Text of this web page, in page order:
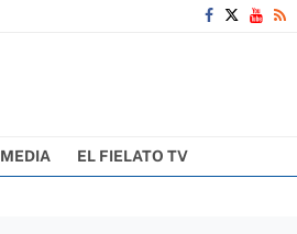
MEDIA EL FIELATO TV